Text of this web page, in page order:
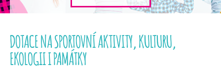
DOTACE NA SPORTOVNÍ AKTIVITY, KULTURU,
EKOLOGII I PAMÁTKY